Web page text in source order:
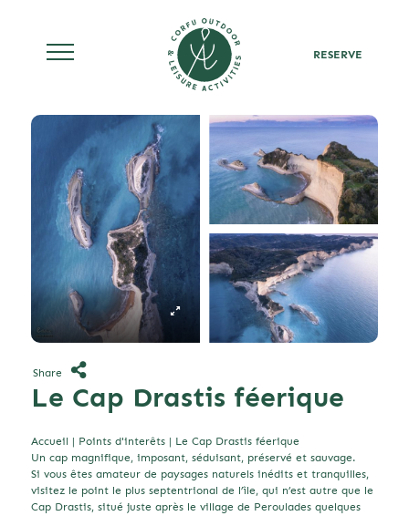
RESERVE
Le Cap Drastis féerique
Accueil | Points d'interêts| Le Cap Drastis féerique
Share
Un cap magnifique, imposant, séduisant, préservé et sauvage.
Si vous êtes amateur de paysages naturels inédits et tranquilles,
visitez le point le plus septentrional de l’île, qui n’est autre que le
Cap Drastis, situé juste après le village de Peroulades quelques